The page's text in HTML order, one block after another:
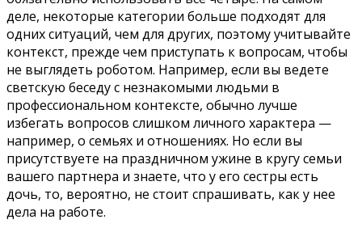
деле, некоторые категории больше подходят для
одних ситуаций, чем для других, поэтому учитывайте
контекст, прежде чем приступать к вопросам, чтобы
не выглядеть роботом. Например, если вы ведете
светскую беседу с незнакомыми людьми в
профессиональном контексте, обычно лучше
избегать вопросов слишком личного характера —
например, о семьях и отношениях. Но если вы
присутствуете на праздничном ужине в кругу семьи
вашего партнера и знаете, что у его сестры есть
дочь, то, вероятно, не стоит спрашивать, как у нее
дела на работе.